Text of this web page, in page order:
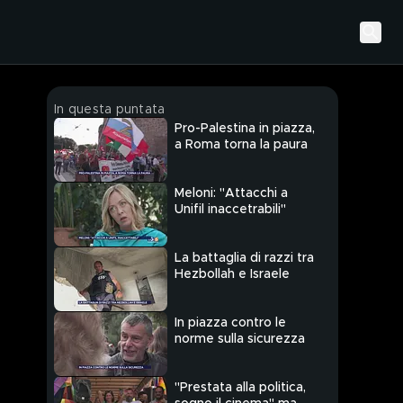
In questa puntata
Pro-Palestina in piazza,
a Roma torna la paura
Meloni: "Attacchi a
Unifil inaccetrabili"
La battaglia di razzi tra
Hezbollah e Israele
In piazza contro le
norme sulla sicurezza
"Prestata alla politica,